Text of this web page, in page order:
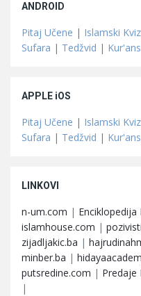
ANDROID
Pitaj Učene | Islamski Kviz
Sufara | Tedžvid |
APPLE iOS
Pitaj Učene | Islamski Kviz
Sufara | Tedžvid |
LINKOVI
n-um.com | Enciklopedija
islamhouse.com |
zijadljakic.ba |
minber.ba |
putsredine.com | Predaje
|